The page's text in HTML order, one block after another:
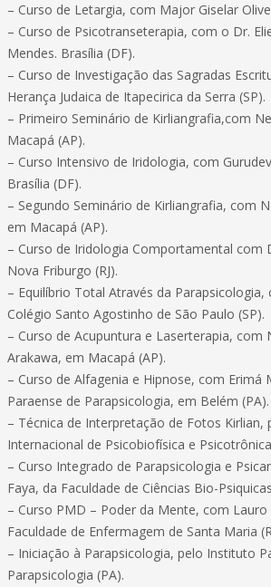
– Curso de Letargia, com Major Giselar
– Curso de Psicotranseterapia, com o Dr.
Mendes. Brasília (DF).
– Curso de Investigação das Sagradas
Herança Judaica de Itapecirica da Serra (SP).
– Primeiro Seminário de Kirliangrafia,com
Macapá (AP).
– Curso Intensivo de Iridologia, com
Brasília (DF).
– Segundo Seminário de Kirliangrafia, com
em Macapá (AP).
– Curso de Iridologia Comportamental com
Nova Friburgo (RJ).
– Equilíbrio Total Através da
Colégio Santo Agostinho de São Paulo (SP).
– Curso de Acupuntura e Laserterapia, com
Arakawa, em Macapá (AP).
– Curso de Alfagenia e Hipnose, com
Paraense de Parapsicologia, em Belém (PA).
– Técnica de Interpretação de Fotos Kirlian,
Internacional de Psicobiofísica e
– Curso Integrado de Parapsicologia e
Faya, da Faculdade de Ciências Bio-
– Curso PMD – Poder da Mente, com Lauro
Faculdade de Enfermagem de Santa Maria
– Iniciação à Parapsicologia, pelo Instituto
Parapsicologia (PA).